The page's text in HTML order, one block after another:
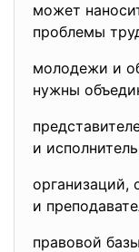
может
проблемы
молодежи и
нужны
и
организаций,
и
правовой